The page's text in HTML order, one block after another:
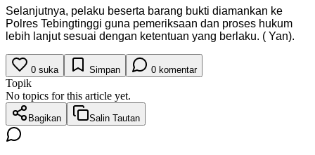
Selanjutnya, pelaku beserta barang bukti diamankan ke
Polres Tebingtinggi guna pemeriksaan dan proses hukum
lebih lanjut sesuai dengan ketentuan yang berlaku. ( Yan).
0 suka Simpan 0 komentar
Topik
No topics for this article yet.
Bagikan Salin Tautan